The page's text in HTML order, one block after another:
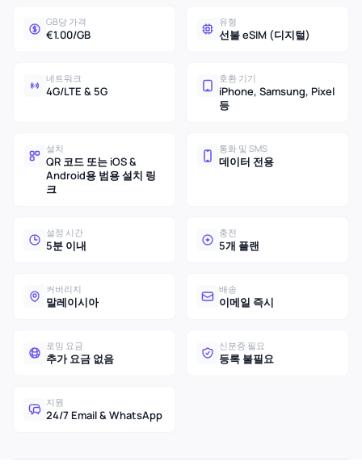
GB당 가격
€1.00/GB
유형
선불 eSIM (디지털)
네트워크
4G/LTE & 5G
호환 기기
iPhone, Samsung, Pixel
등
설치
QR 코드 또는 iOS &
Android용 범용 설치 링
크
통화 및 SMS
데이터 전용
설정 시간
5분 이내
충전
5개 플랜
커버리지
말레이시아
배송
이메일 즉시
로밍 요금
추가 요금 없음
신분증 필요
등록 불필요
지원
24/7 Email & WhatsApp